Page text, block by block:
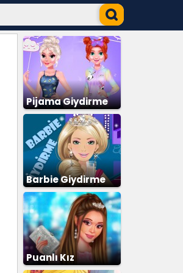
Pijama Giydirme
Barbie Giydirme
Puanlı Kız